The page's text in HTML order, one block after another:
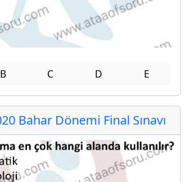
B C D E
Bahar Dönemi Final Sınavı